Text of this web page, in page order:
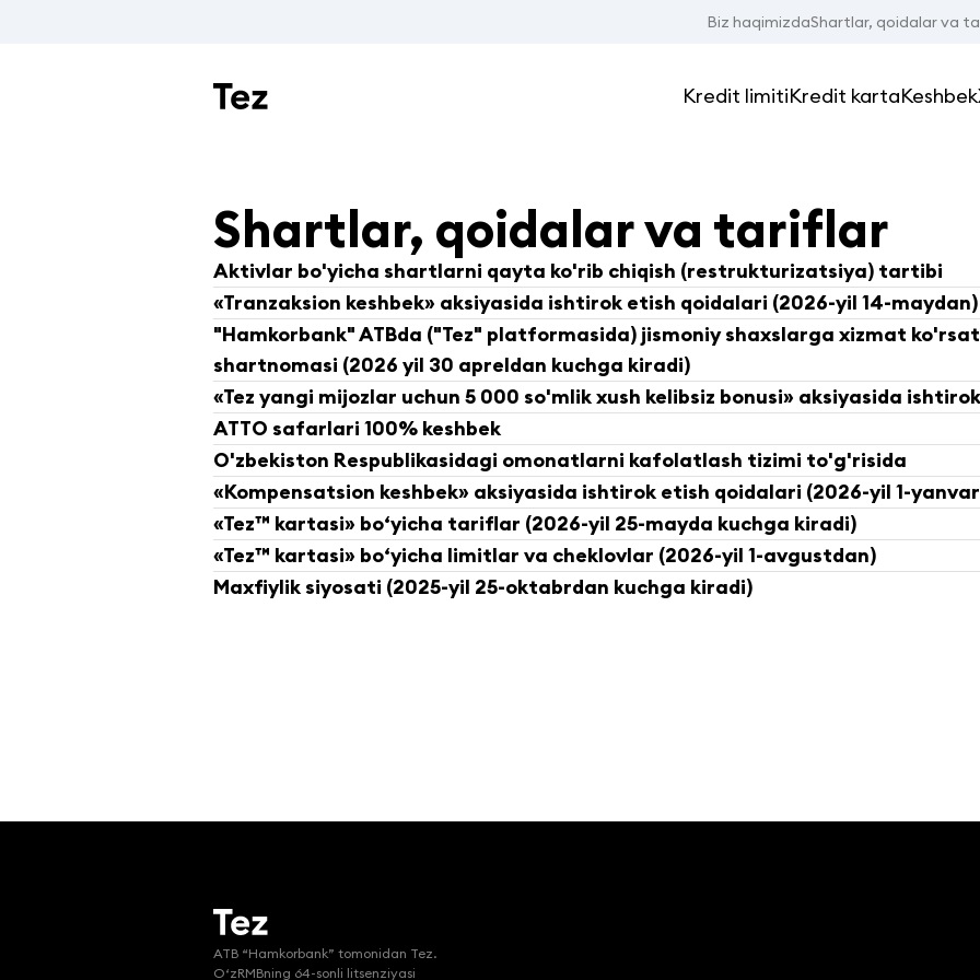
Biz haqimizdaShartlar, qoidalar va
Kredit limitiKredit kartaKeshbek
Shartlar, qoidalar va tariflar
Aktivlar bo'yicha shartlarni qayta ko'rib chiqish (restrukturizatsiya) tartibi
«Tranzaksion keshbek» aksiyasida ishtirok etish qoidalari (2026-yil 14-maydan)
"Hamkorbank" ATBda ("Tez" platformasida) jismoniy shaxslarga xizmat
shartnomasi (2026 yil 30 apreldan kuchga kiradi)
«Tez yangi mijozlar uchun 5 000 so'mlik xush kelibsiz bonusi» aksiyasida
ATTO safarlari 100% keshbek
O'zbekiston Respublikasidagi omonatlarni kafolatlash tizimi to'g'risida
«Kompensatsion keshbek» aksiyasida ishtirok etish qoidalari (2026-yil 1-
«Tez™ kartasi» bo‘yicha tariflar (2026-yil 25-mayda kuchga kiradi)
«Tez™ kartasi» bo‘yicha limitlar va cheklovlar (2026-yil 1-avgustdan)
Maxfiylik siyosati (2025-yil 25-oktabrdan kuchga kiradi)
ATB “Hamkorbank” tomonidan Tez.
O‘zRMBning 64-sonli litsenziyasi